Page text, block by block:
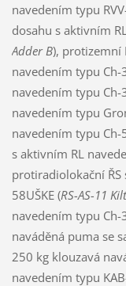
navedením typu
dosahu s aktivním
Adder B), protizemní
navedením typu Ch-
navedením typu Ch-
navedením typu
navedením typu Ch-
s aktivním RL
protiradiolokační ŘS
58UŠKE (RS-AS-11
navedením typu Ch-
naváděná puma se
250 kg klouzavá
navedením typu